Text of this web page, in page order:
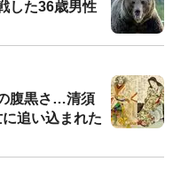
した36歳男性
腹黒さ…清須
追い込まれた